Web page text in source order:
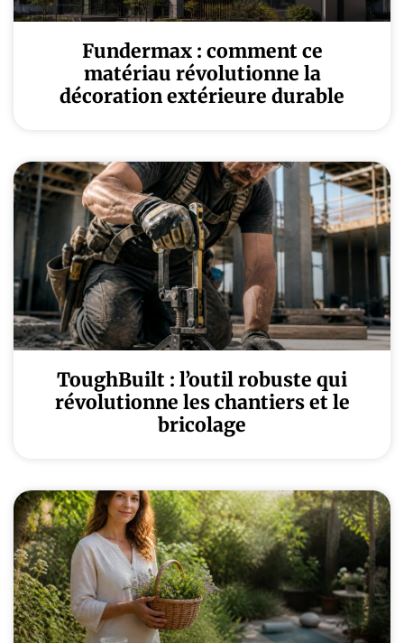
Fundermax : comment ce
matériau révolutionne la
décoration extérieure durable
ToughBuilt : l’outil robuste qui
révolutionne les chantiers et le
bricolage